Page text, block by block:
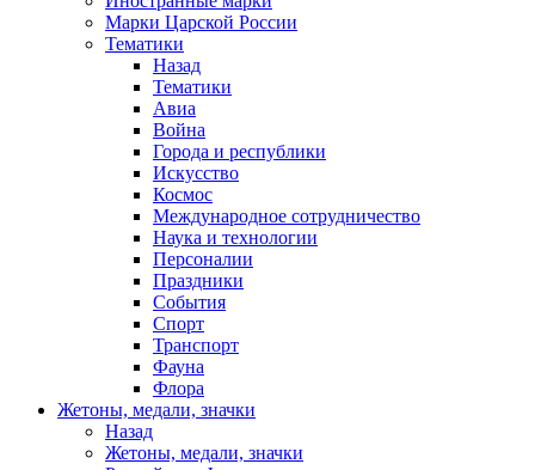
Марки Царской России
Тематики
Назад
Тематики
Авиа
Война
Города и республики
Искусство
Космос
Международное сотрудничество
Наука и технологии
Персоналии
Праздники
События
Спорт
Транспорт
Фауна
Флора
Жетоны, медали, значки
Назад
Жетоны, медали, значки